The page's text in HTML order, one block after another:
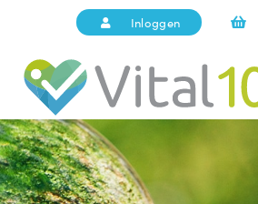
Inloggen